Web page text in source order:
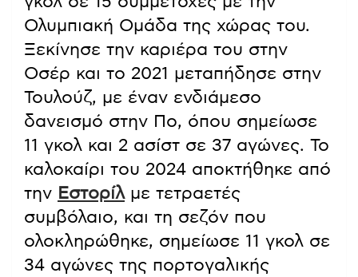
Ολυμπιακή Ομάδα της χώρας του.
Ξεκίνησε την καριέρα του στην
Οσέρ και το 2021 μεταπήδησε στην
Τουλούζ, με έναν ενδιάμεσο
δανεισμό στην Πο, όπου σημείωσε
11 γκολ και 2 ασίστ σε 37 αγώνες. Το
καλοκαίρι του 2024 αποκτήθηκε από
την Εστορίλμε τετραετές
συμβόλαιο, και τη σεζόν που
ολοκληρώθηκε, σημείωσε 11 γκολ σε
34 αγώνες της πορτογαλικής